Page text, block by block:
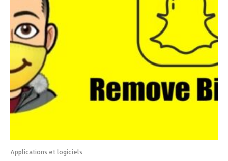
Applications et logiciels